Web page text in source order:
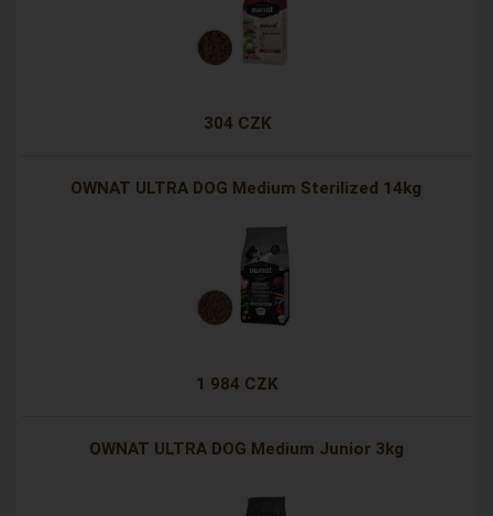
304 CZK
OWNAT ULTRA DOG Medium Sterilized 14kg
1 984 CZK
OWNAT ULTRA DOG Medium Junior 3kg